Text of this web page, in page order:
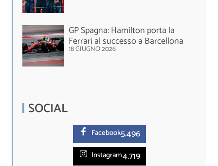
GP Spagna: Hamilton porta la
Ferrari al successo a Barcellona
18 GIUGNO 2026
SOCIAL
Facebook5.496
Instagram4.719